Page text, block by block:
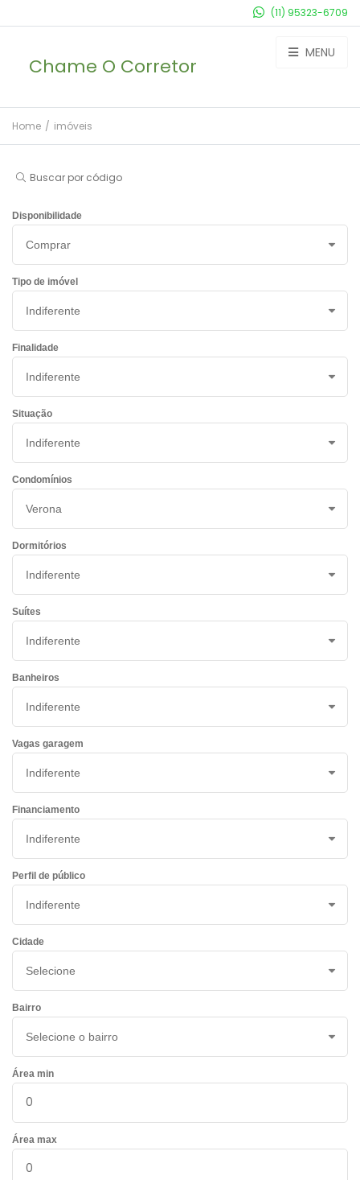
(11) 95323-6709
Chame O Corretor
MENU
Home / imóveis
Buscar por código
Disponibilidade
Tipo de imóvel
Finalidade
Situação
Condomínios
Dormitórios
Suítes
Banheiros
Vagas garagem
Financiamento
Perfil de público
Cidade
Bairro
Área min
Área max